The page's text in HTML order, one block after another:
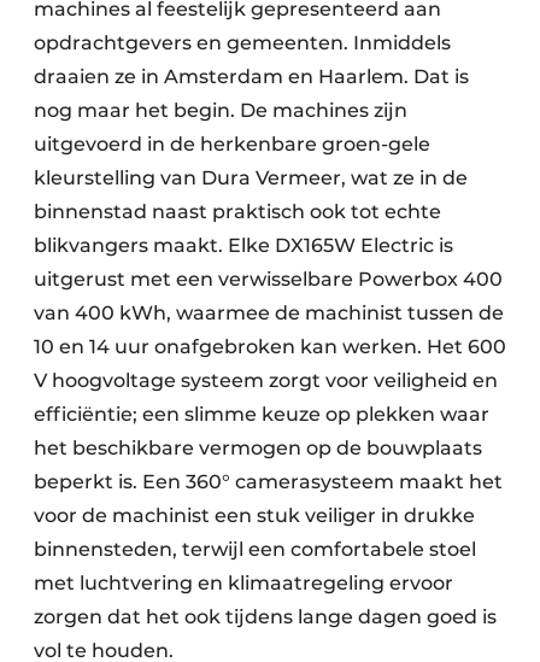
machines al feestelijk gepresenteerd aan
opdrachtgevers en gemeenten. Inmiddels
draaien ze in Amsterdam en Haarlem. Dat is
nog maar het begin. De machines zijn
uitgevoerd in de herkenbare groen-gele
kleurstelling van Dura Vermeer, wat ze in de
binnenstad naast praktisch ook tot echte
blikvangers maakt. Elke DX165W Electric is
uitgerust met een verwisselbare Powerbox 400
van 400 kWh, waarmee de machinist tussen de
10 en 14 uur onafgebroken kan werken. Het 600
V hoogvoltage systeem zorgt voor veiligheid en
efficiëntie; een slimme keuze op plekken waar
het beschikbare vermogen op de bouwplaats
beperkt is. Een 360° camerasysteem maakt het
voor de machinist een stuk veiliger in drukke
binnensteden, terwijl een comfortabele stoel
met luchtvering en klimaatregeling ervoor
zorgen dat het ook tijdens lange dagen goed is
vol te houden.